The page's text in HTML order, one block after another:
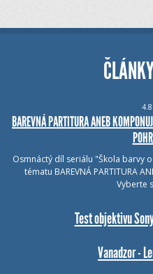
BAREVNÁ PARTITURA ANEB
Osmnáctý díl seriálu "Škola barvy
tématu BAREVNÁ PARTITURA
Vyberte
Test objektivu
Vanadzor -